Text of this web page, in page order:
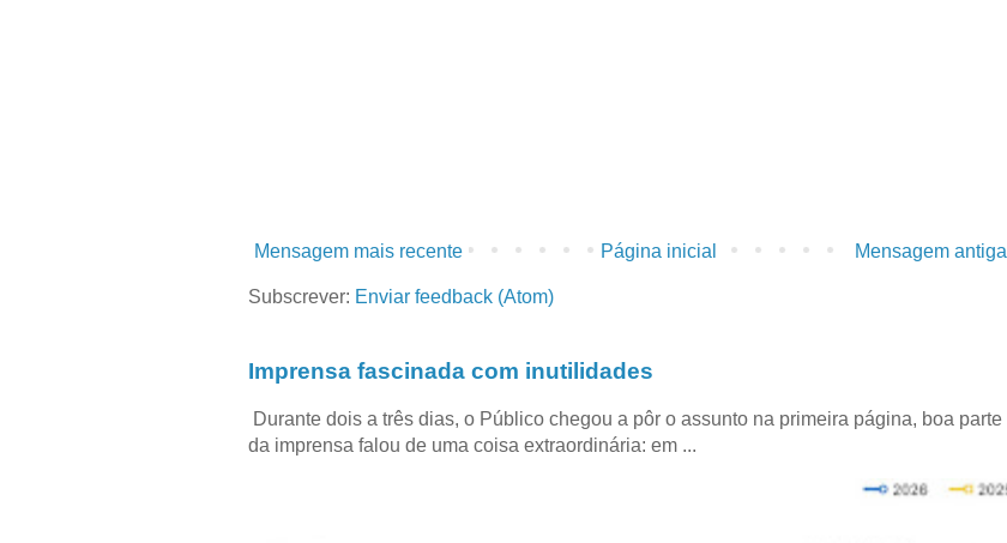
Mensagem mais recente Mensagem antiga
Página inicial
Subscrever: Enviar feedback (Atom)
Imprensa fascinada com inutilidades
Durante dois a três dias, o Público chegou a pôr o assunto na primeira página, boa parte
da imprensa falou de uma coisa extraordinária: em ...